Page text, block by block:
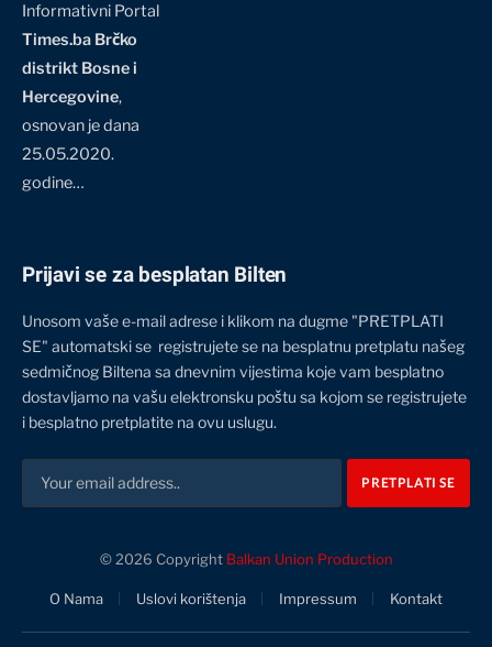
Informativni Portal
Times.ba Brčko
distrikt Bosne i
Hercegovine,
osnovan je dana
25.05.2020.
godine…
Prijavi se za besplatan Bilten
Unosom vaše e-mail adrese i klikom na dugme "PRETPLATI
SE" automatski se registrujete se na besplatnu pretplatu našeg
sedmičnog Biltena sa dnevnim vijestima koje vam besplatno
dostavljamo na vašu elektronsku poštu sa kojom se registrujete
i besplatno pretplatite na ovu uslugu.
© 2026 Copyright Balkan Union Production
O Nama Uslovi korištenja Impressum Kontakt